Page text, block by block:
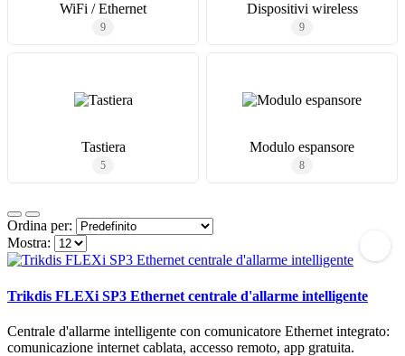
WiFi / Ethernet
9
Dispositivi wireless
9
Tastiera
5
Modulo espansore
8
Ordina per:
Mostra:
Trikdis FLEXi SP3 Ethernet centrale d'allarme intelligente
Centrale d'allarme intelligente con comunicatore Ethernet integrato:
comunicazione internet cablata, accesso remoto, app gratuita.